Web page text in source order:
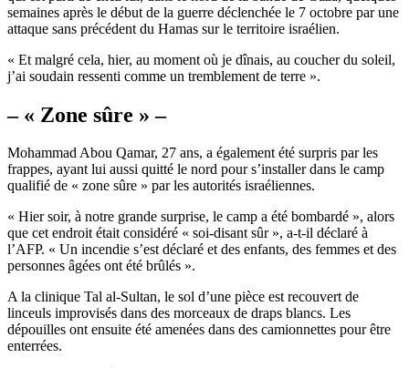
semaines après le début de la guerre déclenchée le 7 octobre par une
attaque sans précédent du Hamas sur le territoire israélien.
« Et malgré cela, hier, au moment où je dînais, au coucher du soleil,
j’ai soudain ressenti comme un tremblement de terre ».
– « Zone sûre » –
Mohammad Abou Qamar, 27 ans, a également été surpris par les
frappes, ayant lui aussi quitté le nord pour s’installer dans le camp
qualifié de « zone sûre » par les autorités israéliennes.
« Hier soir, à notre grande surprise, le camp a été bombardé », alors
que cet endroit était considéré « soi-disant sûr », a-t-il déclaré à
l’AFP. « Un incendie s’est déclaré et des enfants, des femmes et des
personnes âgées ont été brûlés ».
A la clinique Tal al-Sultan, le sol d’une pièce est recouvert de
linceuls improvisés dans des morceaux de draps blancs. Les
dépouilles ont ensuite été amenées dans des camionnettes pour être
enterrées.